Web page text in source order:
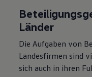
Länder
Die Aufgaben von
Landesfirmen sind
sich auch in ihren